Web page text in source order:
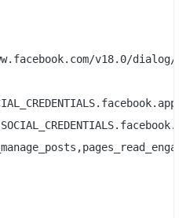
v18.0/dialog/